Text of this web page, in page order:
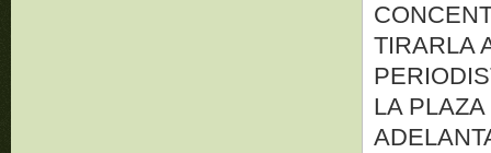
TIRARLA
LA